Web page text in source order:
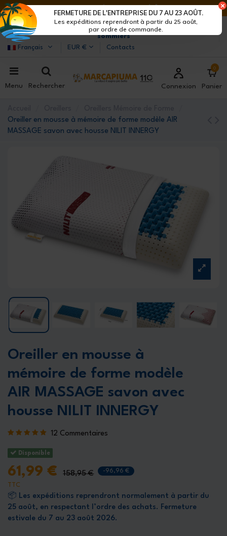
Marcapiuma| Fabricants de matelas, oreillers et
sommiers
Français
EUR € Contacts
Menu Rechercher Connexion
0
Panier
Oreiller en mousse à mémoire de forme modèle AIR
MASSAGE savon avec housse NILIT INNERGY
Oreiller en mousse à
mémoire de forme modèle
AIR MASSAGE savon avec
housse NILIT INNERGY
12 Commentaires
Disponible
61,99 € 158,95 € -96,96 €
TTC
📦 Les expéditions reprendront normalement à partir du
25 août, en respectant l’ordre des achats. Fermeture
estivale du 7 au 23 août 2026.
Les expéditions reprendront à partir du 25 août,
par ordre de commande.
FERMETURE DE L'ENTREPRISE DU 7 AU 23 AOÛT.